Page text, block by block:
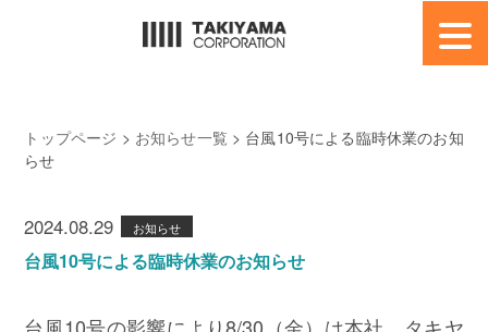
博多鳶
会社概要
トップページ > お知らせ一覧 > 台風10号による臨時休業のお知
らせ
2024.08.29 お知らせ
台風10号による臨時休業のお知らせ